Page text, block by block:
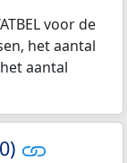
voor de
het aantal
aantal